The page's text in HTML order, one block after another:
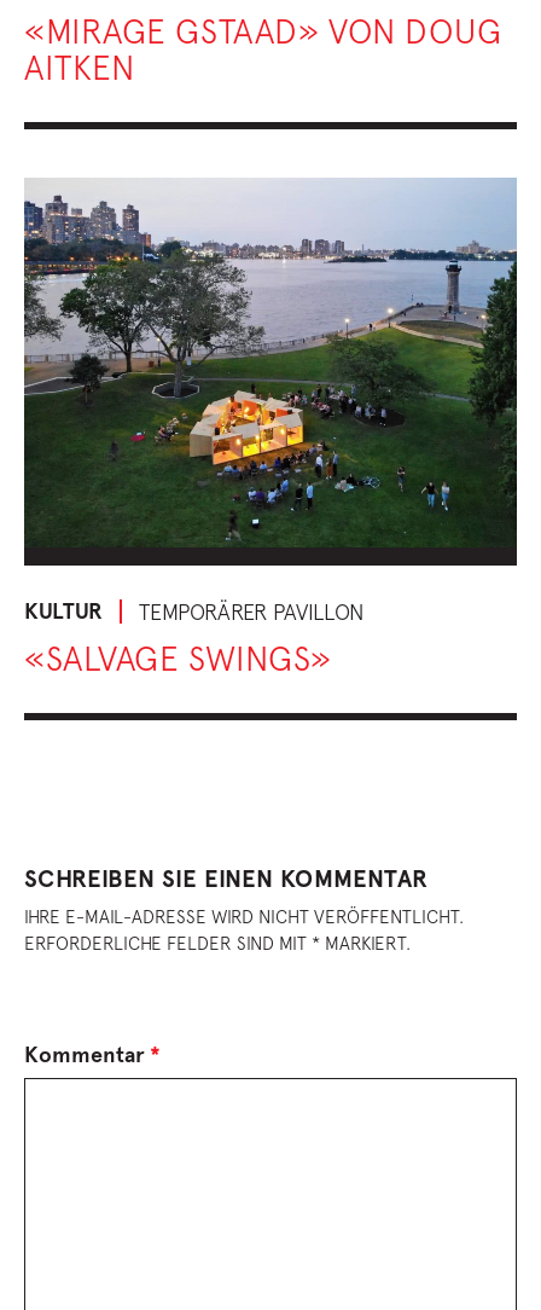
«MIRAGE GSTAAD» VON DOUG
AITKEN
KULTUR TEMPORÄRER PAVILLON
«SALVAGE SWINGS»
SCHREIBEN SIE EINEN KOMMENTAR
IHRE E-MAIL-ADRESSE WIRD NICHT VERÖFFENTLICHT.
ERFORDERLICHE FELDER SIND MIT * MARKIERT.
Kommentar *